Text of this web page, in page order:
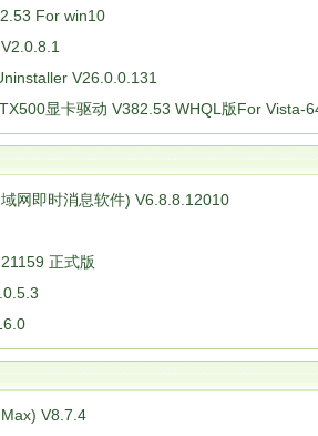
For win10
V26.0.0.131
显卡驱动 V382.53 WHQL版For Vista-
网即时消息软件) V6.8.8.12010
正式版
V8.7.4